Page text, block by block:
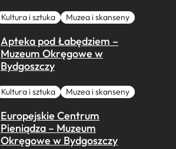
Kultura i sztuka Muzea i skanseny
Apteka pod Łabędziem –
Muzeum Okręgowe w
Bydgoszczy
Kultura i sztuka Muzea i skanseny
Europejskie Centrum
Pieniądza – Muzeum
Okręgowe w Bydgoszczy